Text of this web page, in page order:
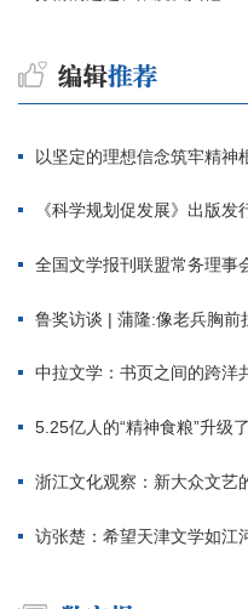
以坚定的理想信念筑牢精神
《科学规划促发展》出版发
全国文学报刊联盟常务理事
鲁奖访谈 | 蒲隆:像老兵胸前
中拉文学：书页之间的跨洋
5.25亿人的“精神食粮”升级
浙江文化观察：新大众文艺
访张楚：希望天津文学如江